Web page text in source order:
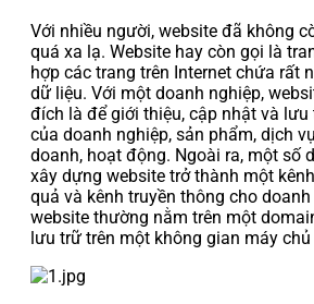
Với nhiều người, website đã không
quá xa lạ. Website hay còn gọi là
hợp các trang trên Internet chứa rất
dữ liệu. Với một doanh nghiệp,
đích là để giới thiệu, cập nhật và
của doanh nghiệp, sản phẩm, dịch
doanh, hoạt động. Ngoài ra, một số
xây dựng website trở thành một
quả và kênh truyền thông cho
website thường nằm trên một
lưu trữ trên một không gian máy